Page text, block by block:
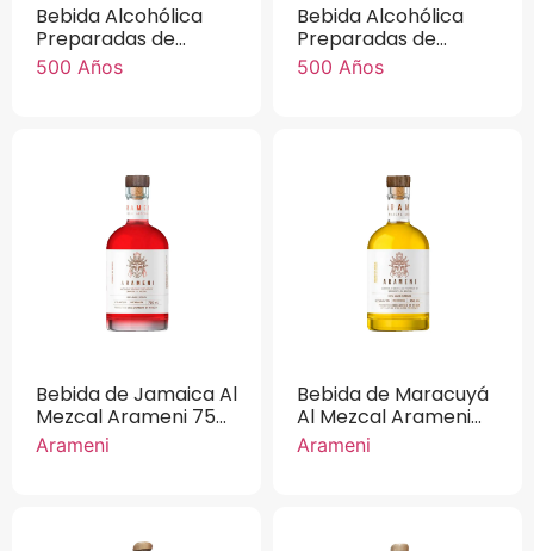
Bebida Alcohólica
Preparadas de
Mezcal Sabor
Jamaica 500 Años
500 Años
Bebida Alcohólica
Preparadas de
Mezcal Sabor
Tamarindo 500 Años
500 Años
Bebida de Jamaica Al
Mezcal Arameni 750
ml.
Arameni
Bebida de Maracuyá
Al Mezcal Arameni
750 ml.
Arameni